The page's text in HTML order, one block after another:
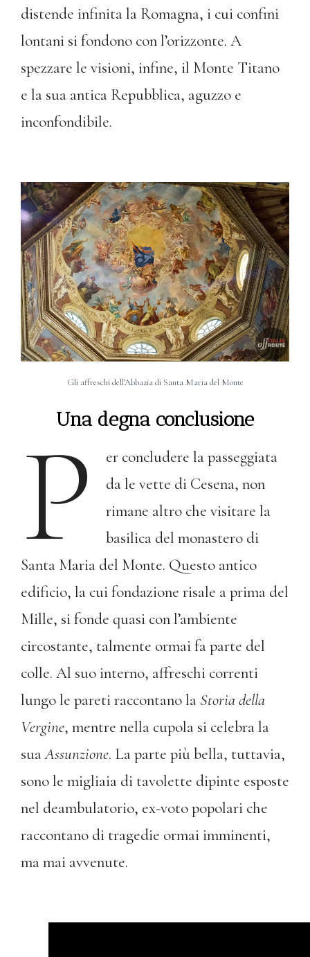
distende infinita la Romagna, i cui confini
lontani si fondono con l’orizzonte. A
spezzare le visioni, infine, il Monte Titano
e la sua antica Repubblica, aguzzo e
inconfondibile.
Gli affreschi dell’Abbazia di Santa Maria del Monte
Una degna conclusione
P
er concludere la passeggiata
da le vette di Cesena, non
rimane altro che visitare la
basilica del monastero di
Santa Maria del Monte. Questo antico
edificio, la cui fondazione risale a prima del
Mille, si fonde quasi con l’ambiente
circostante, talmente ormai fa parte del
colle. Al suo interno, affreschi correnti
lungo le pareti raccontano la Storia della
Vergine, mentre nella cupola si celebra la
suaAssunzione. La parte più bella, tuttavia,
sono le migliaia di tavolette dipinte esposte
nel deambulatorio, ex-voto popolari che
raccontano di tragedie ormai imminenti,
ma mai avvenute.